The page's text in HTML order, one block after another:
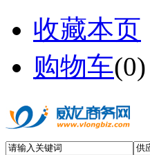
收藏本页
购物车(0)